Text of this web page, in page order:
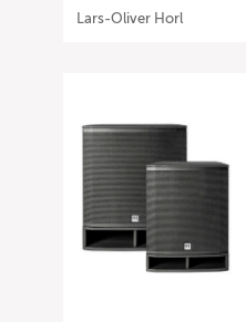
Lars-Oliver Horl